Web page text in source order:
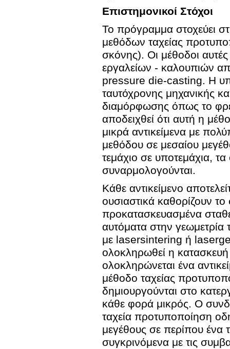
Επιστημονικοί Στόχοι
Το πρόγραμμα στοχεύει
μεθόδων ταχείας
σκόνης). Οι μέθοδοι
εργαλείων - καλουπιών
pressure die-casting. Η
ταυτόχρονης μηχανικής
διαμόρφωσης όπως το
αποδειχθεί ότι αυτή η
μικρά αντικείμενα με
μεθόδου σε μεσαίου
τεμάχιο σε υποτεμάχια,
συναρμολογούνται.
Κάθε αντικείμενο
ουσιαστικά καθορίζουν
προκατασκευασμένα
αυτόματα στην γεωμετρία
με lasersintering ή
ολοκληρωθεί η
ολοκληρώνεται ένα
μέθοδο ταχείας
δημιουργούνται στο
κάθε φορά μικρός. Ο
ταχεία προτυποποίηση
μεγέθους σε περίπου ένα
συγκρινόμενα με τις